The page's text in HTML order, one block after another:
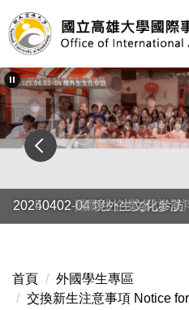
跳
到
主
要
內
容
區
20250402 國際生企業參訪-漢
20240402-04 境外生文化參訪
首頁
外國學生專區
交換新生注意事項 Notice